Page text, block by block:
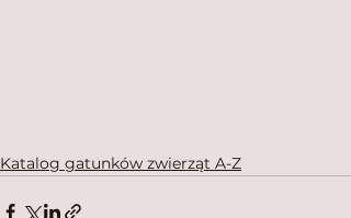
Katalog gatunków zwierząt A-Z